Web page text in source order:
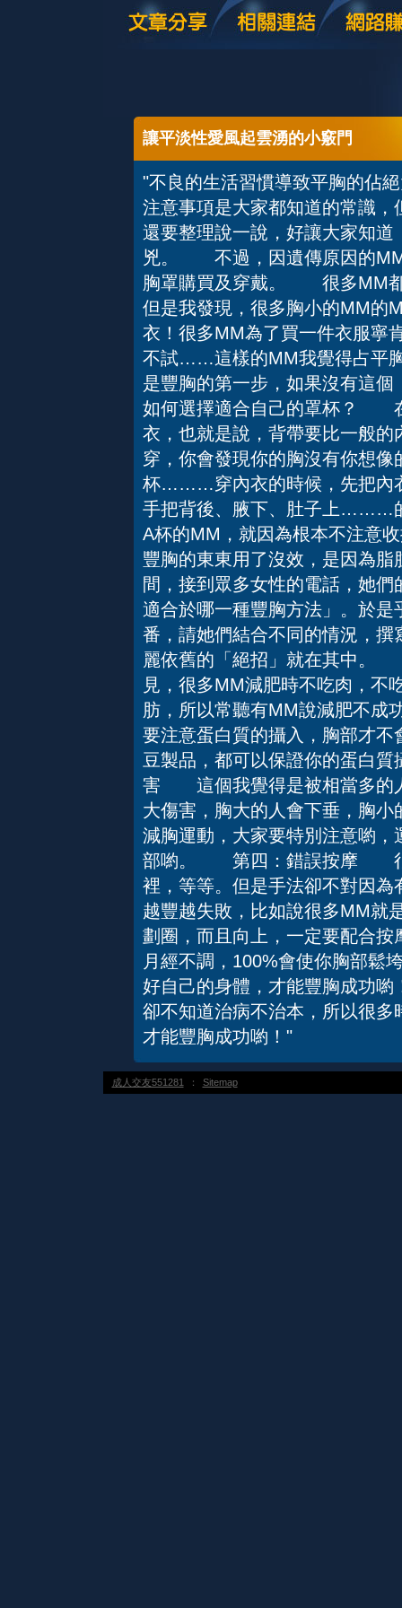
讓平淡性愛風起雲湧的小竅門
"不良的生活習慣導致平胸的佔
注意事項是大家都知道的常識
還要整理說一說，好讓大家知
兇。 不過，因遺傳原因的
胸罩購買及穿戴。 很多MM都
但是我發現，很多胸小的MM的
衣！很多MM為了買一件衣服寧
不試……這樣的MM我覺得占平
是豐胸的第一步，如果沒有這
如何選擇適合自己的罩杯？
衣，也就是說，背帶要比一般
穿，你會發現你的胸沒有你想
杯………穿內衣的時候，先把內
手把背後、腋下、肚子上
A杯的MM，就因為根本不注意
豐胸的東東用了沒效，是因為
間，接到眾多女性的電話，她
適合於哪一種豐胸方法」。於
番，請她們結合不同的情況，
麗依舊的「絕招」就在其中
見，很多MM減肥時不吃肉，不
肪，所以常聽有MM說減肥不成
要注意蛋白質的攝入，胸部才
豆製品，都可以保證你的蛋白
害 這個我覺得是被相當多的
大傷害，胸大的人會下垂，胸
減胸運動，大家要特別注意喲
部喲。 第四：錯誤按摩 很
裡，等等。但是手法卻不對因
越豐越失敗，比如說很多MM就
劃圈，而且向上，一定要配
月經不調，100%會使你胸部鬆
好自己的身體，才能豐胸成功
卻不知道治病不治本，所以很
才能豐胸成功喲！"
成人交友551281 ： Sitemap